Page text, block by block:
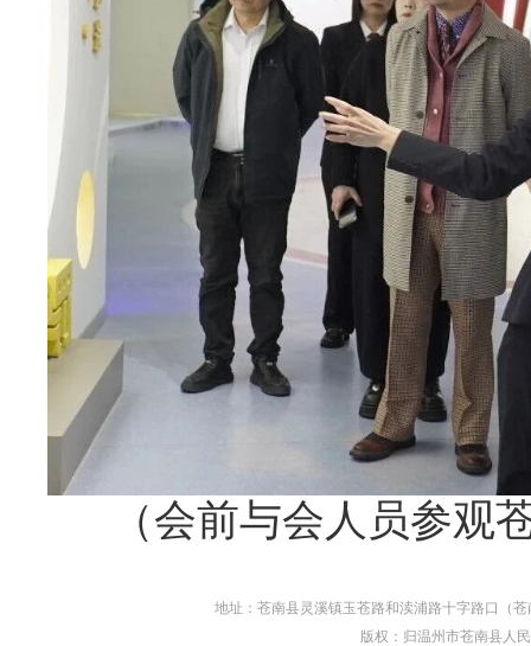
（会前与会人员参观
地址：苍南县灵溪镇玉苍路和渎浦路十字路口（
版权：归温州市苍南县人